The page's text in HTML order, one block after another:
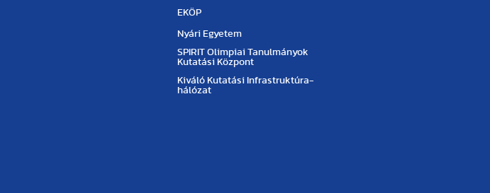
EKÖP
Nyári Egyetem
SPIRIT Olimpiai Tanulmányok
Kutatási Központ
Kiváló Kutatási Infrastruktúra-
hálózat